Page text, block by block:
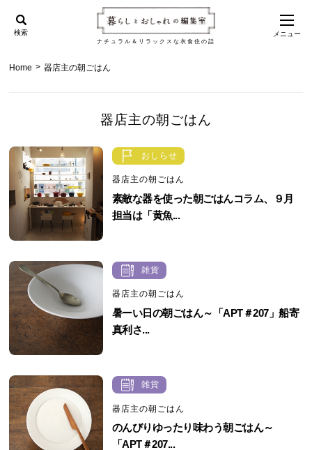
ナチュラル＆リラックスな衣食住の話
検索 メニュー
Home > 器店主の朝ごはん
器店主の朝ごはん
おしらせ
器店主の朝ごはん
素敵な器を使った朝ごはんコラム、９月
担当は「黄魚...
雑貨
器店主の朝ごはん
暑ーい日の朝ごはん～「APT＃207」船寄
真利さ...
雑貨
器店主の朝ごはん
のんびりゆったり味わう朝ごはん～
「APT＃207...